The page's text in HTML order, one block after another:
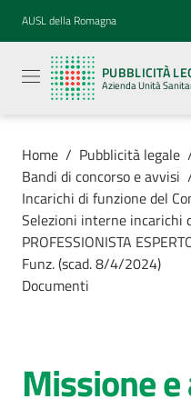
Vai al contenuto
Vai alla navigazione
Vai al footer
AUSL della Romagna
PUBBLICITÀ
Azienda Unità
legale
Azienda
Unità
Locale della
Azienda
cura
Home / Pubblicità legale
Bandi di concorso e avvisi
Incarichi di funzione del
Selezioni interne incarichi
PROFESSIONISTA
Funz. (scad. 8/4/2024)
Documenti
Missione